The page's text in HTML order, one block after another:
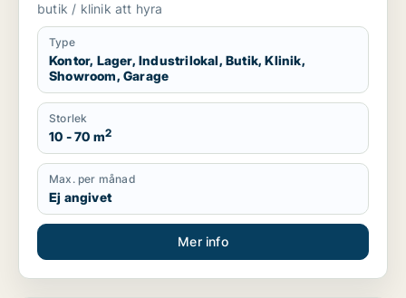
butik / klinik att hyra
Type
Kontor, Lager, Industrilokal, Butik, Klinik,
Showroom, Garage
Storlek
10 - 70 m2
Max. per månad
Ej angivet
Mer info